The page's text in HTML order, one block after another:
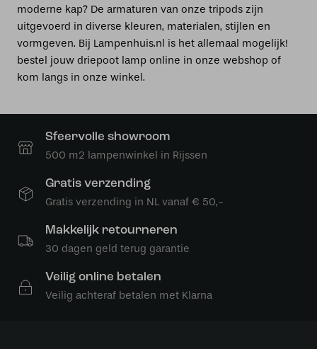
moderne kap? De armaturen van onze tripods zijn
uitgevoerd in diverse kleuren, materialen, stijlen en
vormgeven. Bij Lampenhuis.nl is het allemaal mogelijk!
bestel jouw driepoot lamp online in onze webshop of
kom langs in onze winkel.
Sfeervolle showroom
500 m2 lampenwinkel in Rijssen
Gratis verzending
Gratis verzending in NL vanaf € 50,-
Makkelijk retourneren
30 dagen geld terug garantie
Veilig online betalen
Veilig achteraf betalen met Klarna